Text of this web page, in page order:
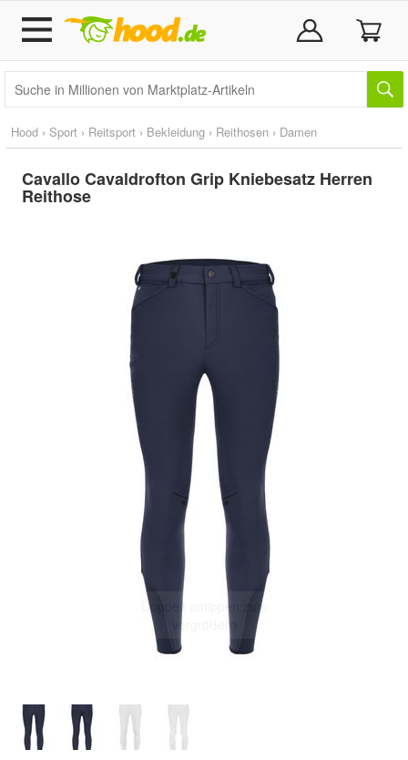
Hood › Sport › Reitsport › Bekleidung › Reithosen › Damen
Cavallo Cavaldrofton Grip Kniebesatz Herren
Reithose
Doppelt antippen zum
vergrößern